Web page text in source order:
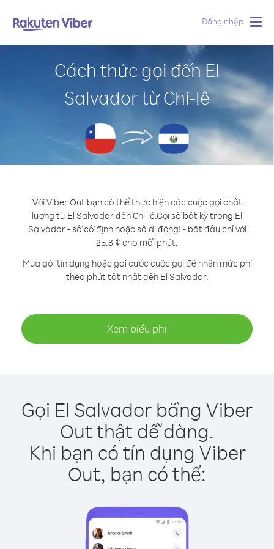
Đăng nhập
Cách thức gọi đến El
Salvador từ Chi-lê
Với Viber Out bạn có thể thực hiện các cuộc gọi chất
lượng từ El Salvador đến Chi-lê.Gọi số bất kỳ trong El
Salvador - số cố định hoặc số di động! - bắt đầu chỉ với
25.3 ¢ cho mỗi phút.
Mua gói tín dụng hoặc gói cước cuộc gọi để nhận mức phí
theo phút tốt nhất đến El Salvador.
Xem biểu phí
Gọi El Salvador bằng Viber
Out thật dễ dàng.
Khi bạn có tín dụng Viber
Out, bạn có thể: